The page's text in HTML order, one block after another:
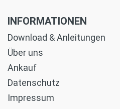
INFORMATIONEN
Download & Anleitungen
Über uns
Ankauf
Datenschutz
Impressum